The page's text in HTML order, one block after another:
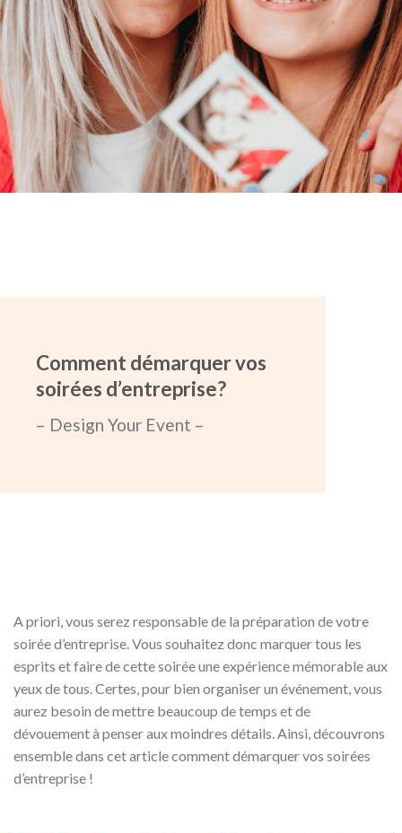
Comment démarquer vos
soirées d’entreprise?
– Design Your Event –
A priori, vous serez responsable de la préparation de votre
soirée d’entreprise. Vous souhaitez donc marquer tous les
esprits et faire de cette soirée une expérience mémorable aux
yeux de tous. Certes, pour bien organiser un événement, vous
aurez besoin de mettre beaucoup de temps et de
dévouement à penser aux moindres détails. Ainsi, découvrons
ensemble dans cet article comment démarquer vos soirées
d’entreprise !